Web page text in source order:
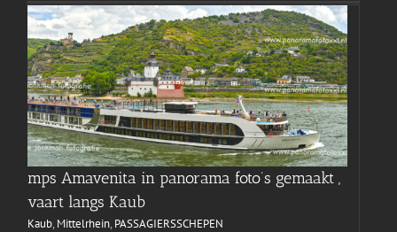
mps Amavenita in panorama foto’s gemaakt ,
vaart langs Kaub
Kaub, Mittelrhein, PASSAGIERSSCHEPEN